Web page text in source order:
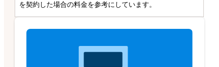
を契約した場合の料金を参考にしています。